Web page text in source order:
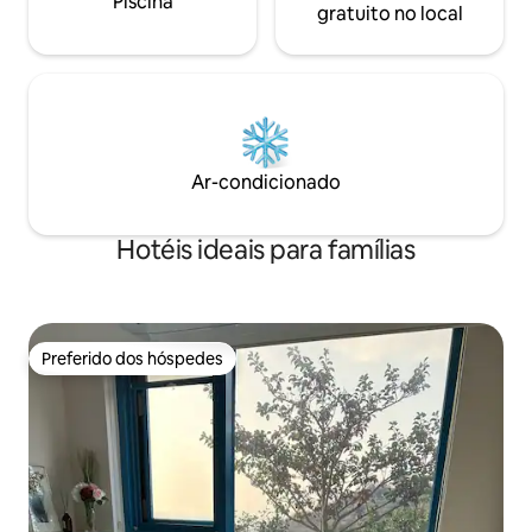
especificada). [Instruções de
estacionamento: estacionamento da
na rua' em frente a 100 metros (Crown
Mart) da acomodação: gratuito por 365
dias 2. Estacionamento público do outro
lado da rua da acomodação (Kongsi
do dia seguinte, sábado. Feriados: grátis)
3. Possível em uma parede vazia na
pomerânia,
taxa para cães de
obrigado ^ ^
gratuito no local
Ar-condicionado
Hotéis ideais para famílias
Preferido dos hóspedes
Preferido dos hóspedes